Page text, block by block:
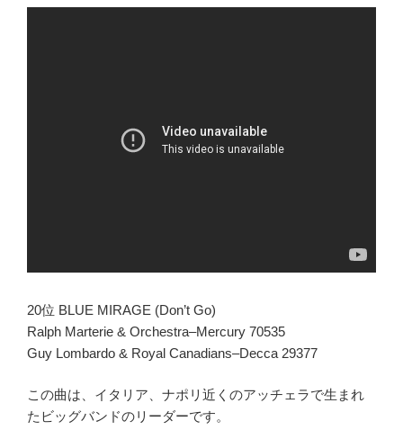
20位 BLUE MIRAGE (Don’t Go)
Ralph Marterie & Orchestra–Mercury 70535
Guy Lombardo & Royal Canadians–Decca 29377
この曲は、イタリア、ナポリ近くのアッチェラで生まれ
たビッグバンドのリーダーです。